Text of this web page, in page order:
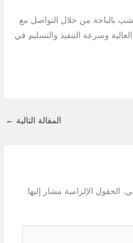
بالباحة من خلال التواصل مع
وسرعة التنفيذ والتسليم في
المقالة التالية ←
الحقول الإلزامية مشار إليها